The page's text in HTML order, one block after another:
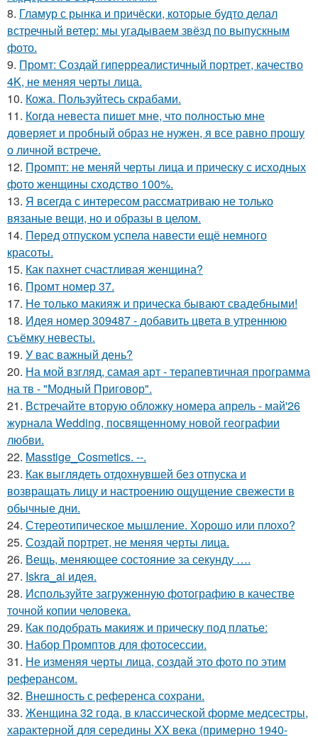
8. Гламур с рынка и причёски, которые будто делал
встречный ветер: мы угадываем звёзд по выпускным
фото.
9. Промт: Создай гиперреалистичный портрет, качество
4K, не меняя черты лица.
10. Кожа. Пользуйтесь скрабами.
11. Когда невеста пишет мне, что полностью мне
доверяет и пробный образ не нужен, я все равно прошу
о личной встрече.
12. Промпт: не меняй черты лица и прическу с исходных
фото женщины сходство 100%.
13. Я всегда с интересом рассматриваю не только
вязаные вещи, но и образы в целом.
14. Перед отпуском успела навести ещё немного
красоты.
15. Как пахнет счастливая женщина?
16. Промт номер 37.
17. He только макияж и прическа бывают свадебными!
18. Идея номер 309487 - добавить цвета в утреннюю
съёмку невесты.
19. У вас важный день?
20. На мой взгляд, самая арт - терапевтичная программа
на тв - "Модный Приговор".
21. Встречайте вторую обложку номера апрель - май'26
журнала Wedding, посвященному новой географии
любви.
22. Masstige_Cosmetics. --.
23. Как выглядеть отдохнувшей без отпуска и
возвращать лицу и настроению ощущение свежести в
обычные дни.
24. Стереотипическое мышление. Хорошо или плохо?
25. Создай портрет, не меняя черты лица.
26. Вещь, меняющее состояние за секунду ….
27. Iskra_ai идея.
28. Используйте загруженную фотографию в качестве
точной копии человека.
29. Как подобрать макияж и прическу под платье:
30. Набор Промптов для фотосессии.
31. Не изменяя черты лица, создай это фото по этим
реферансом.
32. Внешность с референса сохрани.
33. Женщина 32 года, в классической форме медсестры,
характерной для середины XX века (примерно 1940-